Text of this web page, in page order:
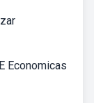
Economicas